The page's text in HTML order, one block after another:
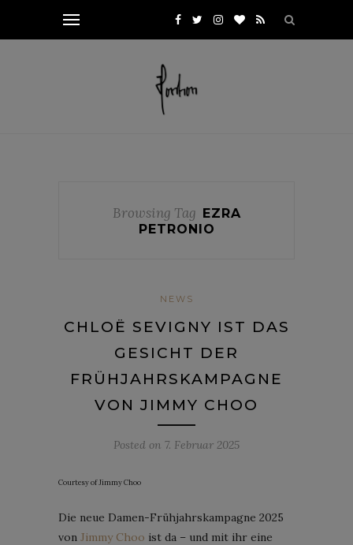
Browsing Tag EZRA
PETRONIO
NEWS
CHLOË SEVIGNY IST DAS
GESICHT DER
FRÜHJAHRSKAMPAGNE
VON JIMMY CHOO
Posted on 7. Februar 2025
Courtesy of Jimmy Choo
Die neue Damen-Frühjahrskampagne 2025
von Jimmy Choo ist da – und mit ihr eine